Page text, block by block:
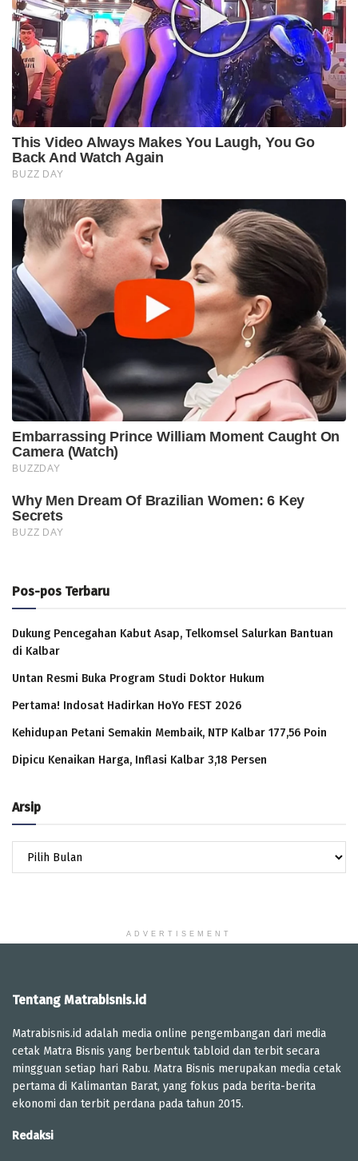
Pos-pos Terbaru
Dukung Pencegahan Kabut Asap, Telkomsel Salurkan Bantuan
di Kalbar
Untan Resmi Buka Program Studi Doktor Hukum
Pertama! Indosat Hadirkan HoYo FEST 2026
Kehidupan Petani Semakin Membaik, NTP Kalbar 177,56 Poin
Dipicu Kenaikan Harga, Inflasi Kalbar 3,18 Persen
Arsip
ADVERTISEMENT
Tentang Matrabisnis.id
Matrabisnis.id adalah media online pengembangan dari media
cetak Matra Bisnis yang berbentuk tabloid dan terbit secara
mingguan setiap hari Rabu. Matra Bisnis merupakan media cetak
pertama di Kalimantan Barat, yang fokus pada berita-berita
ekonomi dan terbit perdana pada tahun 2015.
Redaksi